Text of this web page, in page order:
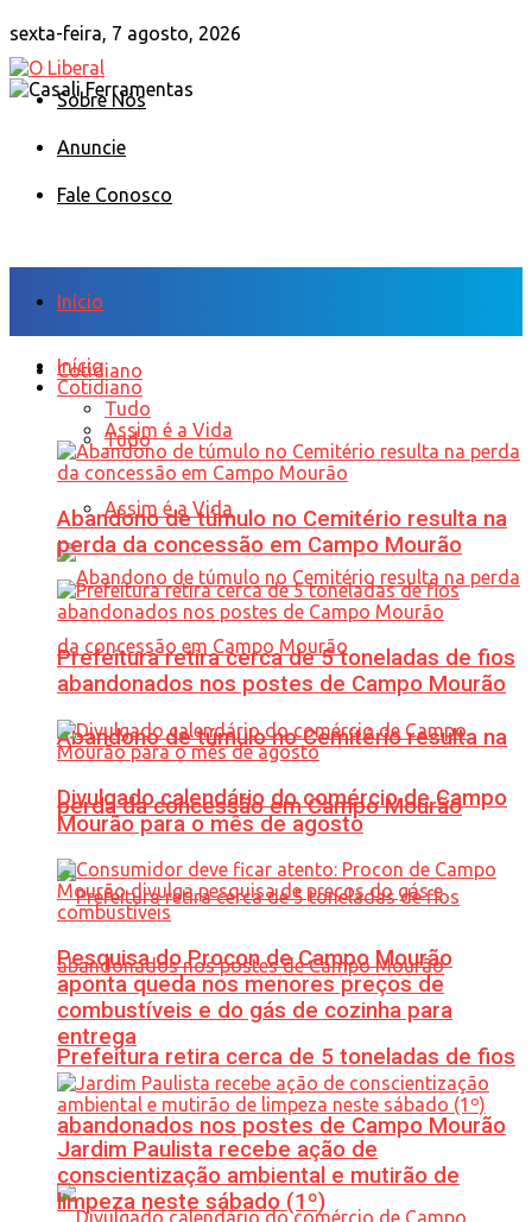
sexta-feira, 7 agosto, 2026
Sobre Nós
Anuncie
Fale Conosco
Início
Cotidiano
Tudo
Assim é a Vida
Abandono de túmulo no Cemitério resulta na
perda da concessão em Campo Mourão
Prefeitura retira cerca de 5 toneladas de fios
abandonados nos postes de Campo Mourão
Início
Cotidiano
Tudo
Assim é a Vida
Abandono de túmulo no Cemitério resulta na
perda da concessão em Campo Mourão
Prefeitura retira cerca de 5 toneladas de fios
abandonados nos postes de Campo Mourão
Divulgado calendário do comércio de Campo
Mourão para o mês de agosto
Pesquisa do Procon de Campo Mourão
aponta queda nos menores preços de
combustíveis e do gás de cozinha para
entrega
Jardim Paulista recebe ação de
conscientização ambiental e mutirão de
limpeza neste sábado (1º)